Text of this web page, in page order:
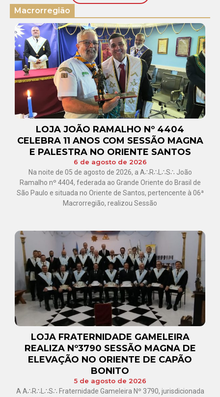
Macrorregião
LOJA JOÃO RAMALHO Nº 4404
CELEBRA 11 ANOS COM SESSÃO MAGNA
E PALESTRA NO ORIENTE SANTOS
6 de agosto de 2026
Na noite de 05 de agosto de 2026, a A∴R∴L∴S∴ João
Ramalho nº 4404, federada ao Grande Oriente do Brasil de
São Paulo e situada no Oriente de Santos, pertencente à 06ª
Macrorregião, realizou Sessão
LOJA FRATERNIDADE GAMELEIRA
REALIZA Nº3790 SESSÃO MAGNA DE
ELEVAÇÃO NO ORIENTE DE CAPÃO
BONITO
5 de agosto de 2026
A A∴R∴L∴S∴ Fraternidade Gameleira Nº 3790, jurisdicionada